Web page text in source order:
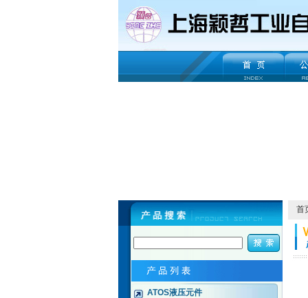
ATOS液压元件
首